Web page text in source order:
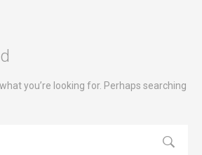
you’re looking for. Perhaps searching